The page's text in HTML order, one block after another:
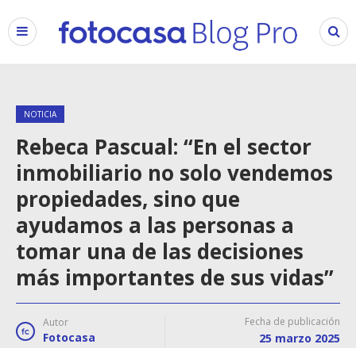
NOTICIA
Rebeca Pascual: “En el sector
inmobiliario no solo vendemos
propiedades, sino que
ayudamos a las personas a
tomar una de las decisiones
más importantes de sus vidas”
Autor
Fotocasa
Fecha de publicación
25 marzo 2025